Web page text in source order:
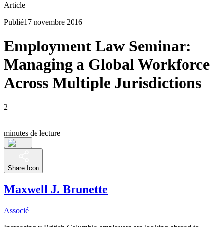
Article
Publié17 novembre 2016
Employment Law Seminar:
Managing a Global Workforce
Across Multiple Jurisdictions
2
minutes de lecture
Share Icon
Maxwell J. Brunette
Associé